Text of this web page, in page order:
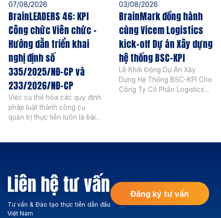
07/08/2026
BrainLEADERS 46: KPI
Công chức Viên chức –
Hướng dẫn triển khai
nghị định số
335/2025/NĐ-CP và
233/2026/NĐ-CP
Việc cụ thể hóa các quy định
pháp luật thành công cụ
quản trị thực tiễn luôn là bài
335/2025/NĐ-CP và Nghị
định […]
03/08/2026
BrainMark đồng hành
cùng Vicem Logistics
kick-off Dự án Xây dựng
hệ thống BSC-KPI
Lễ Khởi Động Dự Án Xây
Dựng Hệ Thống BSC-KPI Cho
Công Ty Cổ Phần Logistics
Liên hệ tư vấn
Tư vấn & Đào tạo thực tiễn dẫn đầu
Việt Nam
Đăng ký tư vấn